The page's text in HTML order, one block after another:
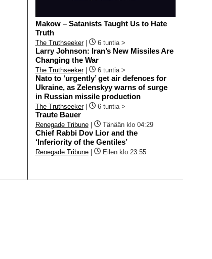
Makow – Satanists Taught Us to Hate
Truth
The Truthseeker| 6 tuntia >
Larry Johnson: Iran’s New Missiles Are
Changing the War
The Truthseeker| 6 tuntia >
Nato to ‘urgently’ get air defences for
Ukraine, as Zelenskyy warns of surge
in Russian missile production
The Truthseeker| 6 tuntia >
Traute Bauer
Renegade Tribune| Tänään klo 04:29
Chief Rabbi Dov Lior and the
‘Inferiority of the Gentiles’
Renegade Tribune| Eilen klo 23:55